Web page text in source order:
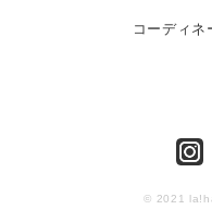
コーディ
© 2021